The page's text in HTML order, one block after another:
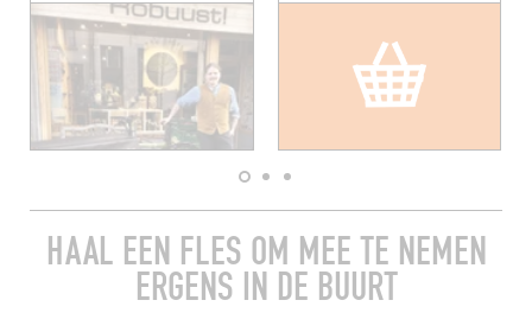
HAAL EEN FLES OM MEE TE NEMEN
ERGENS IN DE BUURT